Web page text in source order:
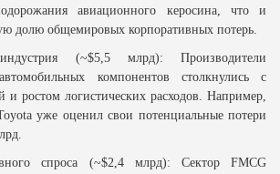
авиационного керосина, что и
долю общемировых корпоративных потерь.
(~$5,5 млрд): Производители
компонентов столкнулись с
и ростом логистических расходов. Например,
уже оценил свои потенциальные потери
спроса (~$2,4 млрд): Сектор FMCG